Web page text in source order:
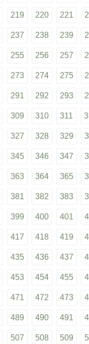
219 220 221
237 238 239
255 256 257
273 274 275
291 292 293
309 310 311
327 328 329
345 346 347
363 364 365
381 382 383
399 400 401
417 418 419
435 436 437
453 454 455
471 472 473
489 490 491
507 508 509